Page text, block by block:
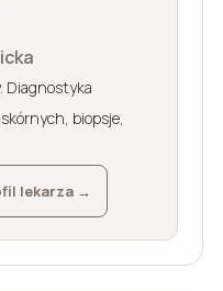
Diagnostyka
biopsje,
lekarza →